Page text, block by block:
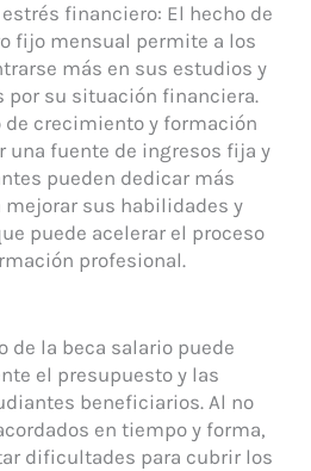
financiero: El hecho de
fijo mensual permite a los
más en sus estudios y
por su situación financiera.
de crecimiento y formación
una fuente de ingresos fija y
pueden dedicar más
mejorar sus habilidades y
puede acelerar el proceso
profesional.
de la beca salario puede
el presupuesto y las
beneficiarios. Al no
en tiempo y forma,
dificultades para cubrir los